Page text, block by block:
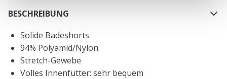
BESCHREIBUNG
Solide Badeshorts
94% Polyamid/Nylon
Stretch-Gewebe
Volles Innenfutter: sehr bequem